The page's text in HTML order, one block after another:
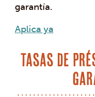
garantía.
Aplica ya
Tasas de